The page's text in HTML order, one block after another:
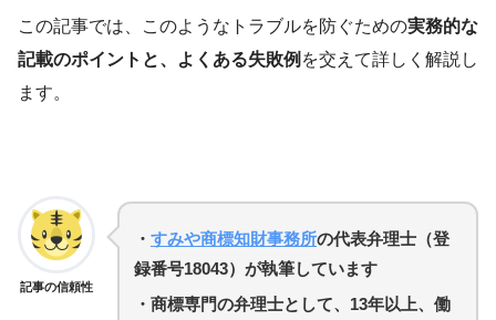
この記事では、このようなトラブルを防ぐための実務的な
記載のポイントと、よくある失敗例 を交えて詳しく解説し
ます。
記事の信頼性
・ すみや商標知財事務所の代表弁理士（登
録番号18043）が執筆しています
・商標専門の弁理士として、13年以上、働